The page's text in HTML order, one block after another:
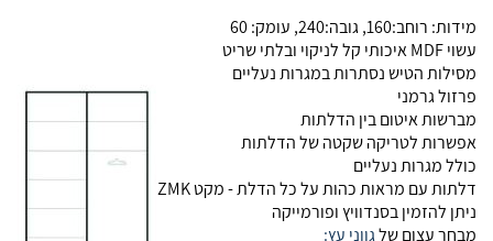
מידות: רוחב:160, גובה:240, עומק: 60
עשוי MDF איכותי קל לניקוי ובלתי שריט
מסילות הטיש נסתרות במגרות נעליים
פרזול גרמני
מברשות איטום בין הדלתות
אפשרות לטריקה שקטה של הדלתות
כולל מגרות נעליים
דלתות עם מראות כהות על כל הדלת - מקט ZMK
ניתן להזמין בסנדוויץ ופורמייקה
מבחר עצום שלגווני עץ: